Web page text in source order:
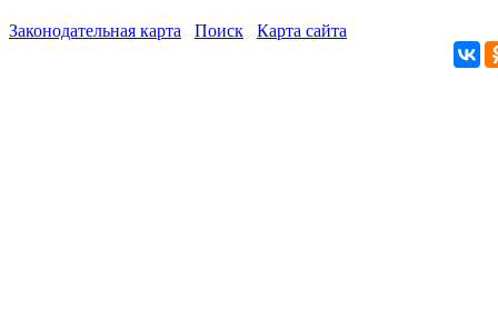
Законодательная карта Поиск Карта сайта